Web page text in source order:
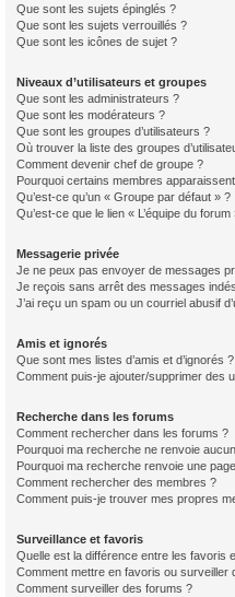
Que sont les sujets épinglés ?
Que sont les sujets verrouillés ?
Que sont les icônes de sujet ?
Niveaux d’utilisateurs et groupes
Que sont les administrateurs ?
Que sont les modérateurs ?
Que sont les groupes d’utilisateurs ?
Où trouver la liste des groupes
Comment devenir chef de groupe ?
Pourquoi certains membres
Qu’est-ce qu’un « Groupe par défaut » ?
Qu’est-ce que le lien « L’équipe du forum
Messagerie privée
Je ne peux pas envoyer de messages
Je reçois sans arrêt des messages
J’ai reçu un spam ou un courriel abusif
Amis et ignorés
Que sont mes listes d’amis et d’ignorés ?
Comment puis-je ajouter/supprimer des
Recherche dans les forums
Comment rechercher dans les forums ?
Pourquoi ma recherche ne renvoie
Pourquoi ma recherche renvoie une
Comment rechercher des membres ?
Comment puis-je trouver mes propres
Surveillance et favoris
Quelle est la différence entre les favoris
Comment mettre en favoris ou surveiller
Comment surveiller des forums ?